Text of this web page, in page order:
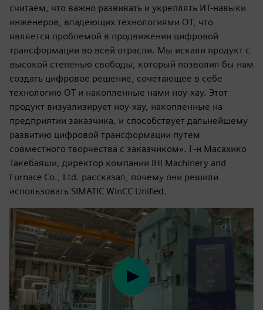
считаем, что важно развивать и укреплять ИТ-навыки
инженеров, владеющих технологиями OT, что
является проблемой в продвижении цифровой
трансформации во всей отрасли. Мы искали продукт с
высокой степенью свободы, который позволил бы нам
создать цифровое решение, сочетающее в себе
технологию OT и накопленные нами ноу-хау. Этот
продукт визуализирует ноу-хау, накопленные на
предприятии заказчика, и способствует дальнейшему
развитию цифровой трансформации путем
совместного творчества с заказчиком». Г-н Масахико
Такебаяши, директор компании IHI Machinery and
Furnace Co., Ltd. рассказал, почему они решили
использовать SIMATIC WinCC Unified.
Play